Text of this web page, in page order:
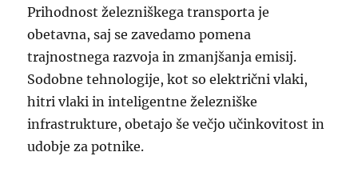
Prihodnost železniškega transporta je
obetavna, saj se zavedamo pomena
trajnostnega razvoja in zmanjšanja emisij.
Sodobne tehnologije, kot so električni vlaki,
hitri vlaki in inteligentne železniške
infrastrukture, obetajo še večjo učinkovitost in
udobje za potnike.